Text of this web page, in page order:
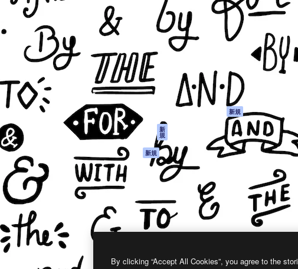
制作を導くためのプラ
イター、企業、代理
万人以上が利用して
製品
Spaces
AI 画像生成ツール
AI 動画生成ツール
AI 音声合成ツール
ストックコンテン
ツ
Claude/ChatGPT
向けMCP
新
規
エージェント 新規
API
モバイルアプリ
ール
はじめに
Academy
ドキュメント
利用規約
プライバシーポリ
シー
新規
クッキーポリシー
トラストセンター
アフィリエイト
法人向け
運営
会社
採用
検
コン
する
プレ
です
Freepik Company S.L.U. 無断複写・転載を禁じます
By clicking “Accept All Cookies”, you agree to the